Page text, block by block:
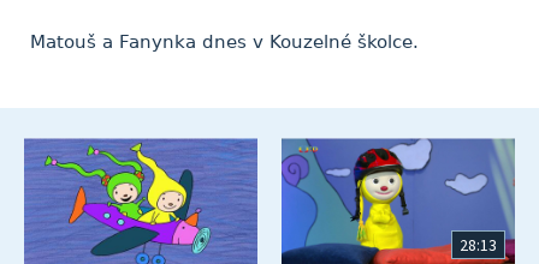
Matouš a Fanynka dnes v Kouzelné školce.
28:13